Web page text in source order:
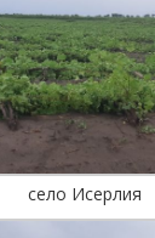
село Исерлия